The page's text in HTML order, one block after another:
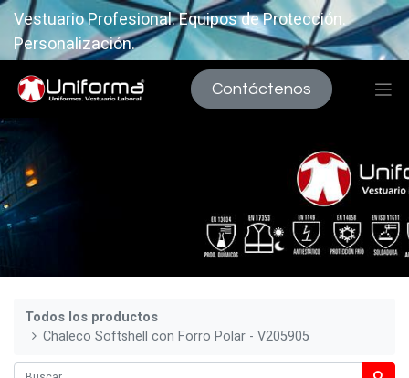
Vestuario Profesional. Equipos de Protección.
Personalización.
Contáctenos
Todos los productos
Chaleco Softshell con Forro Polar - V205905